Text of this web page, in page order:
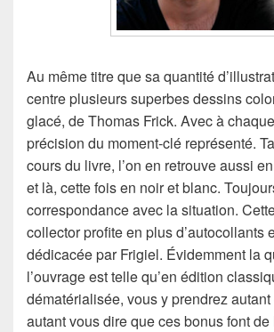
Au même titre que sa quantité
centre plusieurs superbes dessins
glacé, de Thomas Frick. Avec à
précision du moment-clé représenté.
cours du livre, l’on en retrouve aussi
et là, cette fois en noir et blanc.
correspondance avec la situation.
collector profite en plus d’autocollants
dédicacée par Frigiel. Évidemment la
l’ouvrage est telle qu’en édition
dématérialisée, vous y prendrez
autant vous dire que ces bonus font de